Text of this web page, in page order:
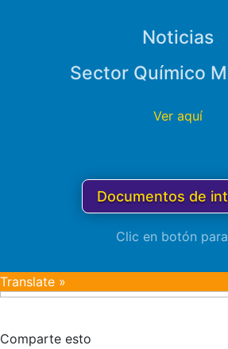
Noticias
Sector Químico
Ver aquí
Documentos de
Clic en botón
Translate »
Comparte esto